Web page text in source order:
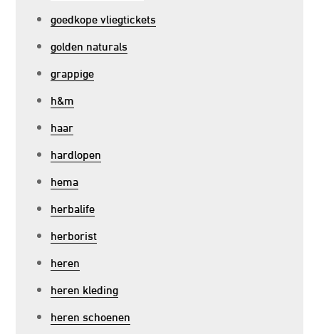
goedkope vliegtickets
golden naturals
grappige
h&m
haar
hardlopen
hema
herbalife
herborist
heren
heren kleding
heren schoenen